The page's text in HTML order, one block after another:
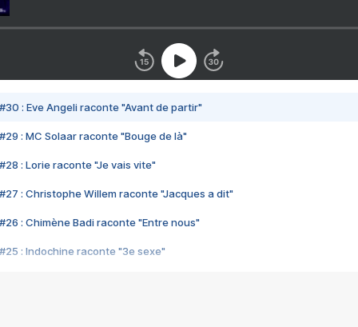
#30 : Eve Angeli raconte "Avant de partir"
#29 : MC Solaar raconte "Bouge de là"
#28 : Lorie raconte "Je vais vite"
#27 : Christophe Willem raconte "Jacques a dit"
#26 : Chimène Badi raconte "Entre nous"
#25 : Indochine raconte "3e sexe"